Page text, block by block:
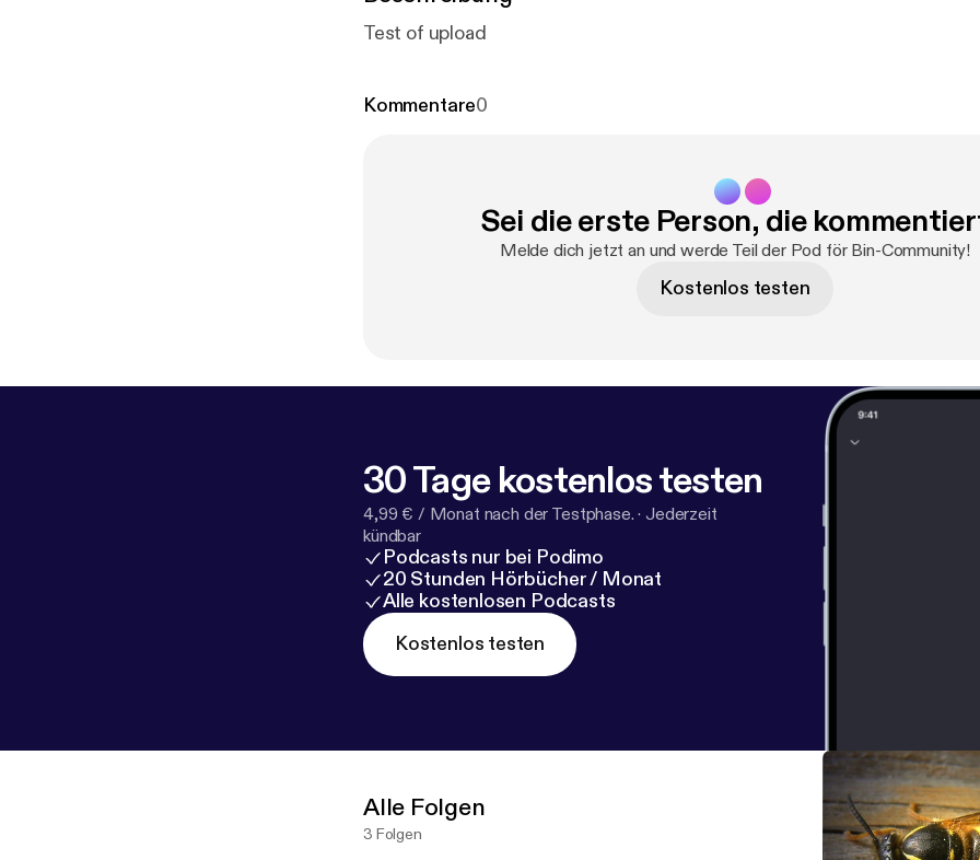
Test of upload
Kommentare0
Sei die erste Person, die
Melde dich jetzt an und werde Teil der Pod för Bin-Community!
Kostenlos testen
30 Tage kostenlos testen
4,99 € / Monat nach der Testphase. · Jederzeit
kündbar
Podcasts nur bei Podimo
20 Stunden Hörbücher / Monat
Alle kostenlosen Podcasts
Kostenlos testen
Alle Folgen
3 Folgen